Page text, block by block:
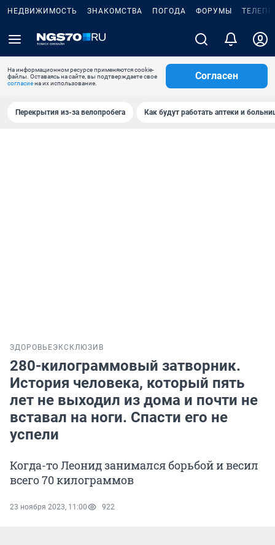
НЕДВИЖИМОСТЬ ЗНАКОМСТВА ПОГОДА ФОРУМЫ
На информационном ресурсе применяются cookie-
файлы. Оставаясь на сайте, вы подтверждаете свое
согласиена их использование.
Согласен
Перекрытия из-за велопробега Как будут работать аптеки и
ЗДОРОВЬЕЭКСКЛЮЗИВ
280-килограммовый затворник.
История человека, который пять
лет не выходил из дома и почти не
вставал на ноги. Спасти его не
успели
Когда-то Леонид занимался борьбой и весил
всего 70 килограммов
23 ноября 2023, 11:00 922